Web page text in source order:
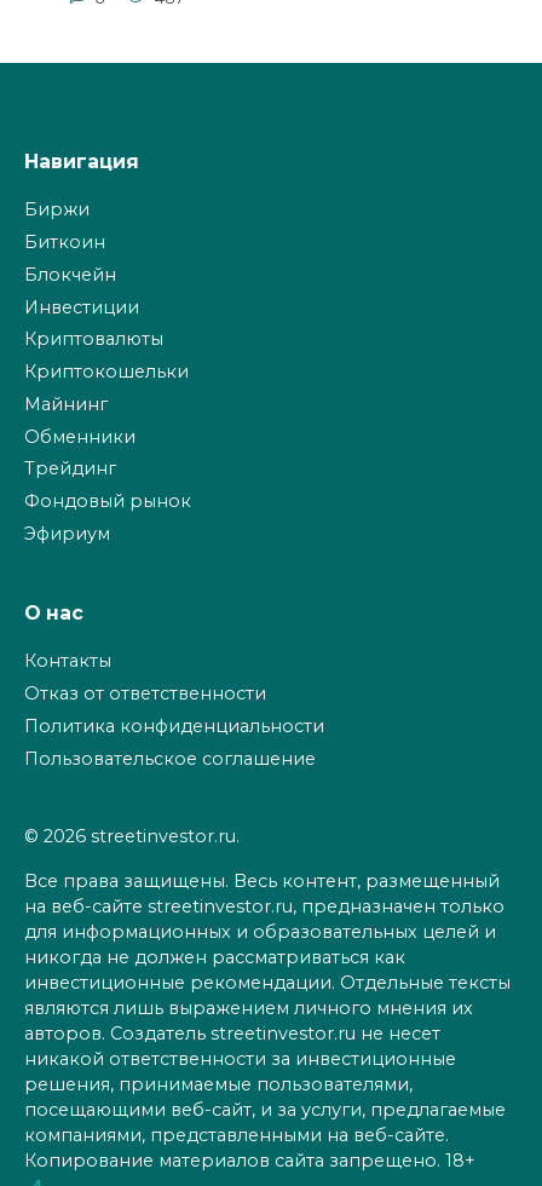
Навигация
Биржи
Биткоин
Блокчейн
Инвестиции
Криптовалюты
Криптокошельки
Майнинг
Обменники
Трейдинг
Фондовый рынок
Эфириум
О нас
Контакты
Отказ от ответственности
Политика конфиденциальности
Пользовательское соглашение
© 2026 streetinvestor.ru.
Все права защищены. Весь контент, размещенный
на веб-сайте streetinvestor.ru, предназначен только
для информационных и образовательных целей и
никогда не должен рассматриваться как
инвестиционные рекомендации. Отдельные тексты
являются лишь выражением личного мнения их
авторов. Создатель streetinvestor.ru не несет
никакой ответственности за инвестиционные
решения, принимаемые пользователями,
посещающими веб-сайт, и за услуги, предлагаемые
компаниями, представленными на веб-сайте.
Копирование материалов сайта запрещено. 18+